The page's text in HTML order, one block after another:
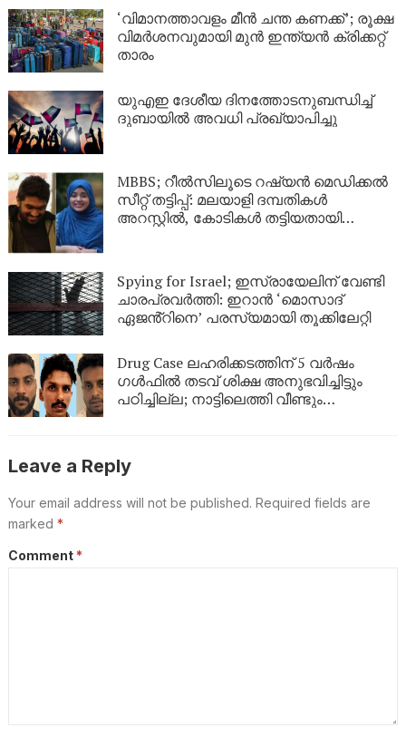
‘വിമാനത്താവളം മീന്‍ ചന്ത കണക്ക്’; രൂക്ഷ
വിമര്‍ശനവുമായി മുന്‍ ഇന്ത്യന്‍ ക്രിക്കറ്റ്
താരം
യുഎഇ ദേശീയ ദിനത്തോടനുബന്ധിച്ച്
ദുബായിൽ അവധി പ്രഖ്യാപിച്ചു
MBBS; റീൽസിലൂടെ റഷ്യൻ മെഡിക്കൽ
സീറ്റ് തട്ടിപ്പ്: മലയാളി ദമ്പതികൾ
അറസ്റ്റിൽ, കോടികൾ തട്ടിയതായി
Spying for Israel; ഇസ്രായേലിന് വേണ്ടി
ചാരപ്രവർത്തി: ഇറാൻ ‘മൊസാദ്
ഏജൻ്റിനെ’ പരസ്യമായി തൂക്കിലേറ്റി
Drug Case ലഹരിക്കടത്തിന് 5 വർഷം
ഗൾഫിൽ തടവ് ശിക്ഷ അനുഭവിച്ചിട്ടും
പഠിച്ചില്ല; നാട്ടിലെത്തി വീണ്ടും
Leave a Reply
Your email address will not be published. Required fields are
marked *
Comment *